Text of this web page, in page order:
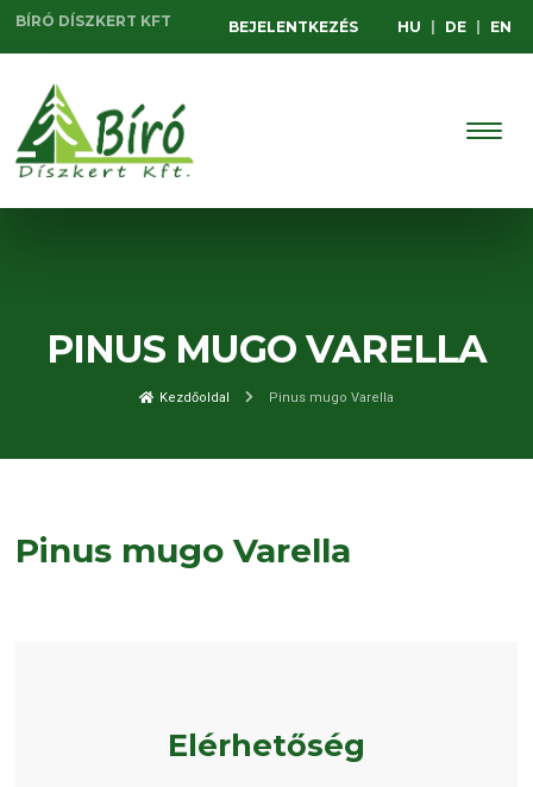
BÍRÓ DÍSZKERT KFT BEJELENTKEZÉS HU DE EN
PINUS MUGO VARELLA
Kezdőoldal Pinus mugo Varella
Pinus mugo Varella
Elérhetőség